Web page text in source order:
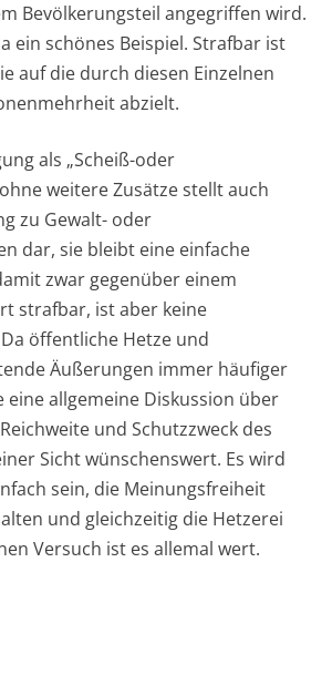
Bevölkerungsteil angegriffen wird.
ein schönes Beispiel. Strafbar ist
auf die durch diesen Einzelnen
abzielt.
als „Scheiß-oder
weitere Zusätze stellt auch
zu Gewalt- oder
dar, sie bleibt eine einfache
zwar gegenüber einem
strafbar, ist aber keine
öffentliche Hetze und
Äußerungen immer häufiger
eine allgemeine Diskussion über
und Schutzzweck des
Sicht wünschenswert. Es wird
sein, die Meinungsfreiheit
und gleichzeitig die Hetzerei
Versuch ist es allemal wert.